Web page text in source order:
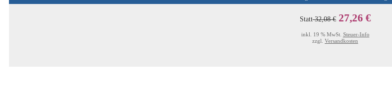
Statt32,08 € 27,26 €
inkl. 19 % MwSt. Steuer-Info
zzgl. Versandkosten